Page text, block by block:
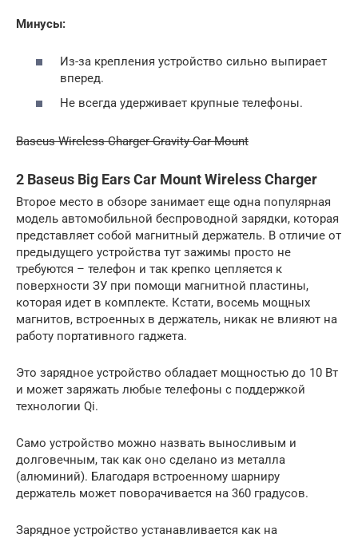
Минусы:
Из-за крепления устройство сильно выпирает
вперед.
Не всегда удерживает крупные телефоны.
Baseus Wireless Charger Gravity Car Mount
2 Baseus Big Ears Car Mount Wireless Charger
Второе место в обзоре занимает еще одна популярная
модель автомобильной беспроводной зарядки, которая
представляет собой магнитный держатель. В отличие от
предыдущего устройства тут зажимы просто не
требуются – телефон и так крепко цепляется к
поверхности ЗУ при помощи магнитной пластины,
которая идет в комплекте. Кстати, восемь мощных
магнитов, встроенных в держатель, никак не влияют на
работу портативного гаджета.
Это зарядное устройство обладает мощностью до 10 Вт
и может заряжать любые телефоны с поддержкой
технологии Qi.
Само устройство можно назвать выносливым и
долговечным, так как оно сделано из металла
(алюминий). Благодаря встроенному шарниру
держатель может поворачивается на 360 градусов.
Зарядное устройство устанавливается как на